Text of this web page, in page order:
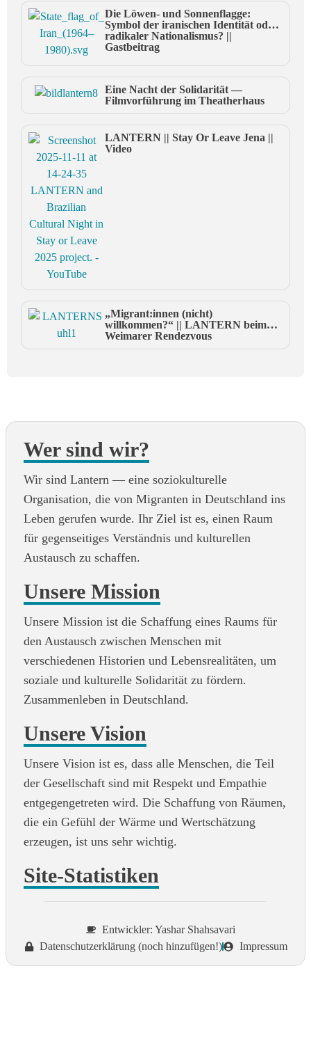
Die Löwen- und Sonnenflagge:
Symbol der iranischen Identität oder
radikaler Nationalismus? ||
Gastbeitrag
Eine Nacht der Solidarität —
Filmvorführung im Theatherhaus
LANTERN || Stay Or Leave Jena ||
Video
„Migrant:innen (nicht)
willkommen?“ || LANTERN beim
Weimarer Rendezvous
Wer sind wir?
Wir sind Lantern — eine soziokulturelle
Organisation, die von Migranten in Deutschland ins
Leben gerufen wurde. Ihr Ziel ist es, einen Raum
für gegenseitiges Verständnis und kulturellen
Austausch zu schaffen.
Unsere Mission
Unsere Mission ist die Schaffung eines Raums für
den Austausch zwischen Menschen mit
verschiedenen Historien und Lebensrealitäten, um
soziale und kulturelle Solidarität zu fördern.
Zusammenleben in Deutschland.
Unsere Vision
Unsere Vision ist es, dass alle Menschen, die Teil
der Gesellschaft sind mit Respekt und Empathie
entgegengetreten wird. Die Schaffung von Räumen,
die ein Gefühl der Wärme und Wertschätzung
erzeugen, ist uns sehr wichtig.
Site-Statistiken
Entwickler: Yashar Shahsavari
Datenschutzerklärung (noch hinzufügen!)
Impressum